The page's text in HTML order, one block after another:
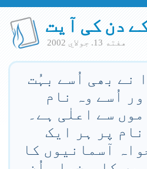
دن کی آیت
هفته 13. جولاي 2002
نے بھی اُسے بہُت
اُسے وہ نام
سے اعلٰی ہے۔
پر ہر ایک
آسمانیوں کا